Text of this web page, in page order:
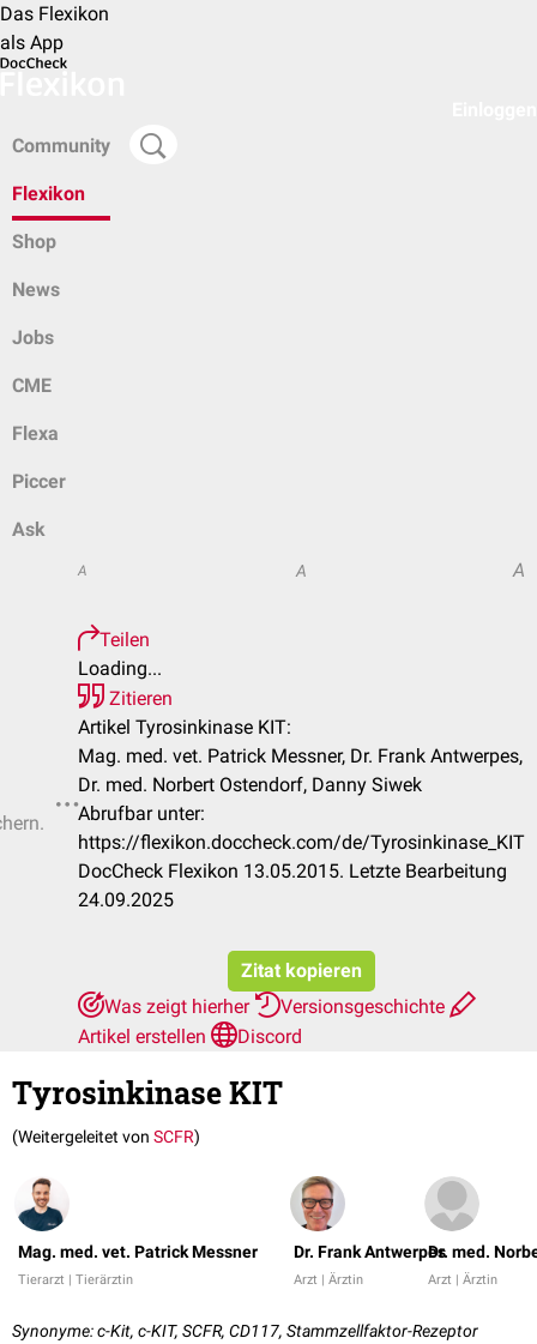
Das Flexikon
als App
Community
Flexikon
Shop
News
Jobs
CME
Flexa
Piccer
Ask
A A A
Teilen
Loading...
Zitieren
Artikel Tyrosinkinase KIT:
Mag. med. vet. Patrick Messner, Dr. Frank Antwerpes,
Dr. med. Norbert Ostendorf, Danny Siwek
Abrufbar unter:
https://flexikon.doccheck.com/de/Tyrosinkinase_KIT
DocCheck Flexikon 13.05.2015. Letzte Bearbeitung
24.09.2025
Zitat kopieren
Was zeigt hierher
Versionsgeschichte
Artikel erstellen
Discord
Tyrosinkinase KIT
(Weitergeleitet von SCFR)
Mag. med. vet. Patrick Messner
Tierarzt | Tierärztin
Dr. Frank Antwerpes
Arzt | Ärztin
Dr. med.
Arzt | Ärztin
Synonyme: c-Kit, c-KIT, SCFR, CD117, Stammzellfaktor-Rezeptor